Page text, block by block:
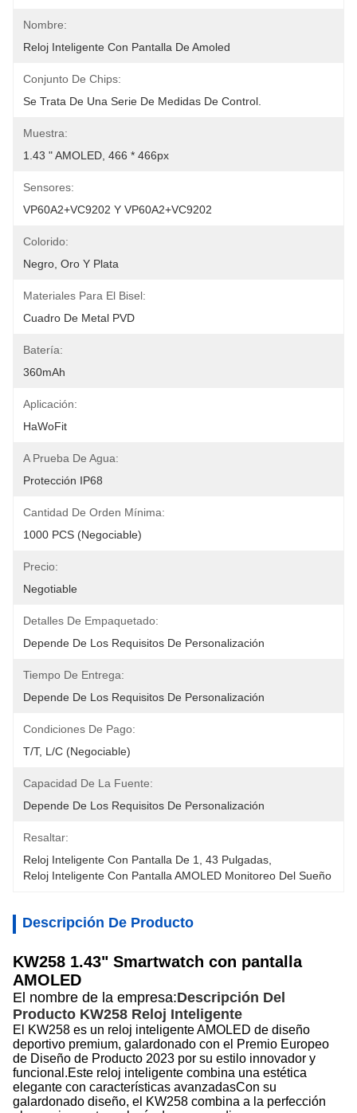
Nombre:
Reloj Inteligente Con Pantalla De Amoled
Conjunto De Chips:
Se Trata De Una Serie De Medidas De Control.
Muestra:
1.43 " AMOLED, 466 * 466px
Sensores:
VP60A2+VC9202 Y VP60A2+VC9202
Colorido:
Negro, Oro Y Plata
Materiales Para El Bisel:
Cuadro De Metal PVD
Batería:
360mAh
Aplicación:
HaWoFit
A Prueba De Agua:
Protección IP68
Cantidad De Orden Mínima:
1000 PCS (negociable)
Precio:
Negotiable
Detalles De Empaquetado:
Depende De Los Requisitos De Personalización
Tiempo De Entrega:
Depende De Los Requisitos De Personalización
Condiciones De Pago:
T/T, L/C (negociable)
Capacidad De La Fuente:
Depende De Los Requisitos De Personalización
Resaltar:
Reloj Inteligente Con Pantalla De 1
43 Pulgadas
Reloj Inteligente Con Pantalla AMOLED Monitoreo Del Sueño
Descripción De Producto
KW258 1.43" Smartwatch con pantalla
AMOLED
El nombre de la empresa:Descripción Del
Producto KW258 Reloj Inteligente
El KW258 es un reloj inteligente AMOLED de diseño
deportivo premium, galardonado con el Premio Europeo
de Diseño de Producto 2023 por su estilo innovador y
funcional.Este reloj inteligente combina una estética
elegante con características avanzadasCon su
galardonado diseño, el KW258 combina a la perfección